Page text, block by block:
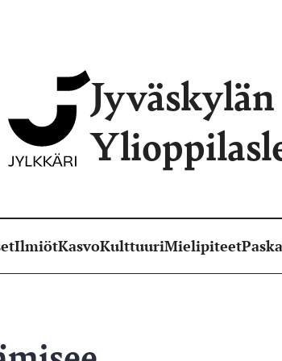
Jyväskylän
IlmiötKasvoKulttuuriMielipiteet